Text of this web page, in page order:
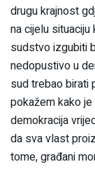
drugu krajnost
na cijelu
sudstvo izgubiti
nedopustivo u
sud trebao birati
pokažem kako
demokracija
da sva vlast
tome, građani